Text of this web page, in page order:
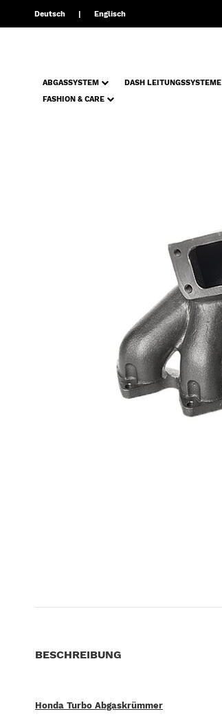
Deutsch Englisch
ABGASSYSTEM DASH LEITUNGSSYSTEME
FASHION & CARE
BESCHREIBUNG
Honda Turbo Abgaskrümmer